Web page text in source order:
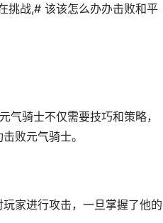
挑战,# 该该怎么办办击败和平
气骑士不仅需要技巧和策略，
败元气骑士。
家进行攻击，一旦掌握了他的